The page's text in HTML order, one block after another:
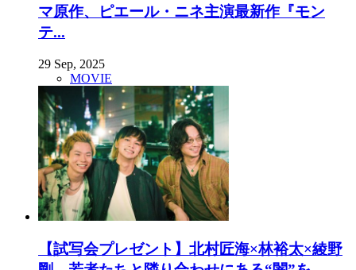
マ原作、ピエール・ニネ主演最新作『モン
テ...
29 Sep, 2025
MOVIE
【試写会プレゼント】北村匠海×林裕太×綾野